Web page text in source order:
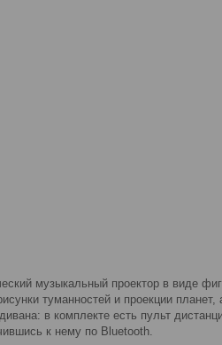
музыкальный проектор в виде
туманностей и проекции планет,
в комплекте есть пульт
к нему по Bluetooth.